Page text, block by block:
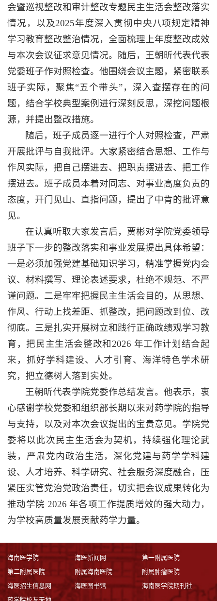
会暨巡视整改和审计整改专题民主生活会整改落实
情况，以及2025年度深入贯彻中央八项规定精神
学习教育整改整治情况，全面梳理上年度整改成效
与本次会议征求意见情况。随后，王朝昕代表代表
党委班子作对照检查。他围绕会议主题，紧密联系
班子实际，聚焦“五个带头”，深入查摆存在的问
题，结合学校典型案例进行深刻反思，深挖问题根
源，并提出整改措施。
随后，班子成员逐一进行个人对照检查，严肃
开展批评与自我批评。大家紧密结合思想、工作与
作风实际，把自己摆进去、把职责摆进去、把工作
摆进去。班子成员本着对同志、对事业高度负责的
态度，开门见山、直指问题，提出了中肯的批评意
见。
在认真听取大家发言后，贾彬对学院党委领导
班子下一步的整改落实和事业发展提出具体希望：
一是必须加强党建基础知识学习，精准掌握党内会
议、材料撰写、理论表述要求，杜绝不规范、不严
谨问题。二是牢牢把握民主生活会目的，从思想、
作风、行动上找差距、抓整改，把问题改到位、改
彻底。三是扎实开展树立和践行正确政绩观学习教
育，把民主生活会整改和2026 年工作计划结合起
来，抓好学科建设、人才引育、海洋特色学术研
究，把立德树人落到实处。
王朝昕代表学院党委作总结发言。他表示，衷
心感谢学校党委和组织部长期以来对药学院的指导
与支持，以及对本次会议提出的宝贵意见。学院党
委将以此次民主生活会为契机，持续强化理论武
装，严肃党内政治生活，深化党建与药学学科建
设、人才培养、科学研究、社会服务深度融合，压
紧压实管党治党政治责任，切实把会议成果转化为
推动学院 2026 年各项工作提质增效的强大动力，
为学校高质量发展贡献药学力量。
海南医学院 海医新闻网
第一附属医院
第二附属医院
附属海南医院
附属肿瘤医院
海医招生信息网
海医图书馆
海南医学院期刊社